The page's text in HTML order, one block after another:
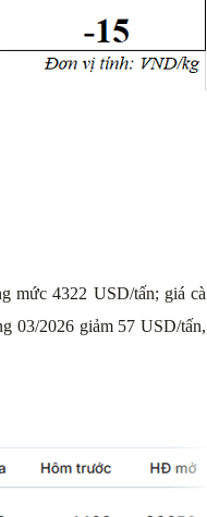
mức 4322 USD/tấn; giá cà
03/2026 giảm 57 USD/tấn,